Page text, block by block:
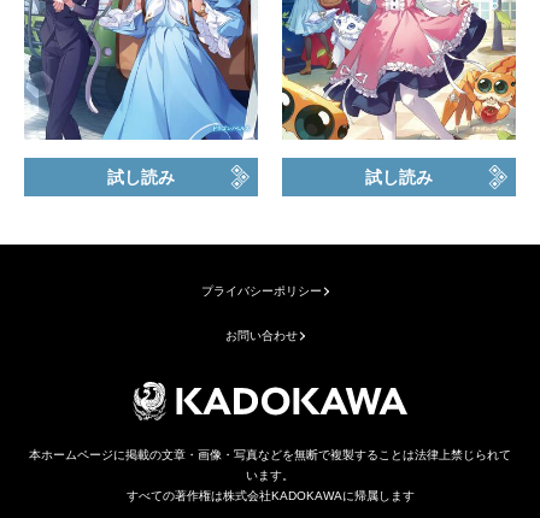
試し読み 試し読み
プライバシーポリシー
お問い合わせ
本ホームページに掲載の文章・画像・写真などを無断で複製することは法律上禁じられて
います。
すべての著作権は株式会社KADOKAWAに帰属します